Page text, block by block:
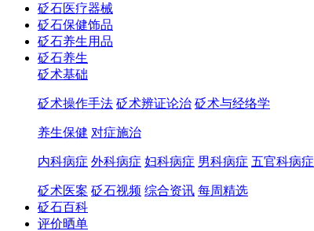
砭石医疗器械
砭石保健饰品
砭石养生用品
砭石养生
砭术基础
砭术操作手法 砭术辨证论治 砭术与经络学
养生保健 对症施治
内科病症 外科病症 妇科病症 男科病症 五官科病症
砭术医案 砭石视频 综合资讯 每周精选
砭石百科
评价晒单